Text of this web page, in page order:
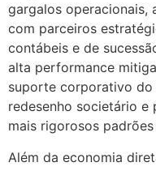
gargalos operacionais,
com parceiros
contábeis e de
alta performance
suporte corporativo do
redesenho societário e
mais rigorosos
Além da economia